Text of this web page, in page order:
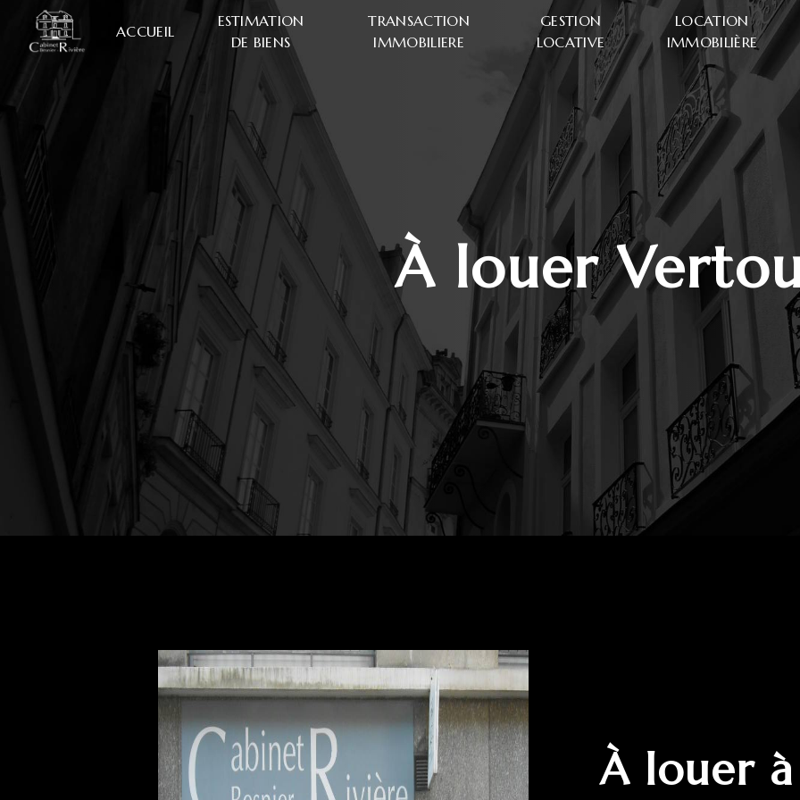
ACCUEIL
ESTIMATION
DE BIENS
TRANSACTION
IMMOBILIERE
GESTION
LOCATIVE
LOCATION
IMMOBILIÈRE
à louer
à louer
Panneau de gestion des cookies